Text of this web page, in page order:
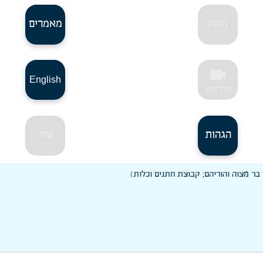
מאמרים
English
הגהות
מצוה והוריהם; קבוצת חתנים וכלות)